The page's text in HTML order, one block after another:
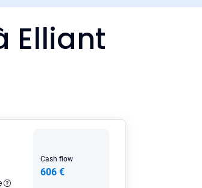
Elliant
Cash flow
606 €